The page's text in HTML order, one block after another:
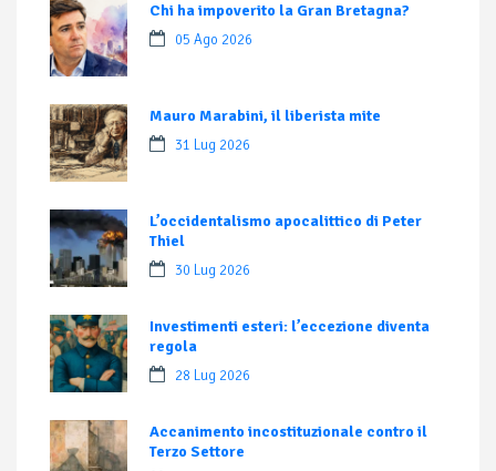
Chi ha impoverito la Gran Bretagna?
05 Ago 2026
Mauro Marabini, il liberista mite
31 Lug 2026
L’occidentalismo apocalittico di Peter
Thiel
30 Lug 2026
Investimenti esteri: l’eccezione diventa
regola
28 Lug 2026
Accanimento incostituzionale contro il
Terzo Settore